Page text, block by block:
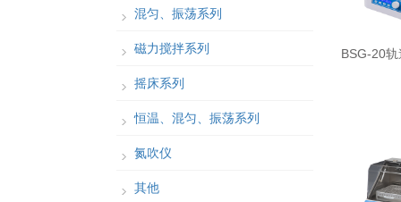
BSG-20
混匀、振荡系列
磁力搅拌系列
摇床系列
恒温、混匀、振荡系列
氮吹仪
其他